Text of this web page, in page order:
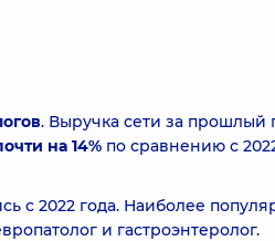
. Выручка сети за прошлый
на 14% по сравнению с
с 2022 года. Наиболее
и гастроэнтеролог.